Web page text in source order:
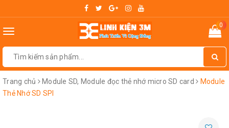
Toggle
0
Trang chủ Module SD, Module đọc thẻ nhớ micro SD card
Module
Thẻ Nhớ SD SPI